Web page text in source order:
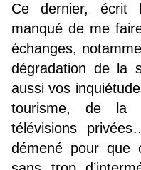
Ce dernier, écrit
manqué de me
échanges,
dégradation de la
aussi vos
tourisme, de la
télévisions
démené pour que